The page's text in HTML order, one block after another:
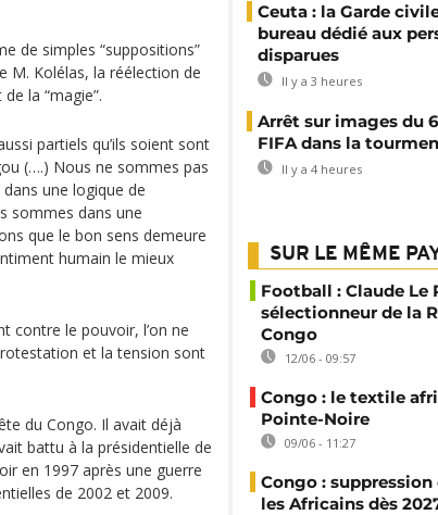
de simples “suppositions”
M. Kolélas, la réélection de
la “magie”.
partiels qu’ils soient sont
(….) Nous ne sommes pas
une logique de
sommes dans une
que le bon sens demeure
humain le mieux
contre le pouvoir, l’on ne
et la tension sont
du Congo. Il avait déjà
battu à la présidentielle de
en 1997 après une guerre
de 2002 et 2009.
Ceuta : la Garde
bureau dédié aux
disparues
Il y a 3 heures
Arrêt sur images du
FIFA dans la
Il y a 4 heures
SUR LE MÊME
Football : Claude Le
sélectionneur de la
Congo
12/06 - 09:57
Congo : le textile
Pointe-Noire
09/06 - 11:27
Congo : suppression
les Africains dès